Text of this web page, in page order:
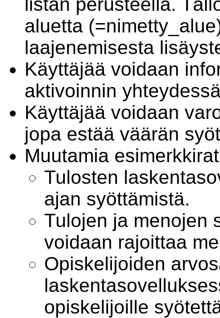
aluetta
laajenemisesta
Käyttäjää voidaan
aktivoinnin
Käyttäjää voidaan
jopa estää väärän
Muutamia
Tulosten
ajan syöttämistä.
Tulojen ja menojen
voidaan rajoittaa
Opiskelijoiden
opiskelijoille